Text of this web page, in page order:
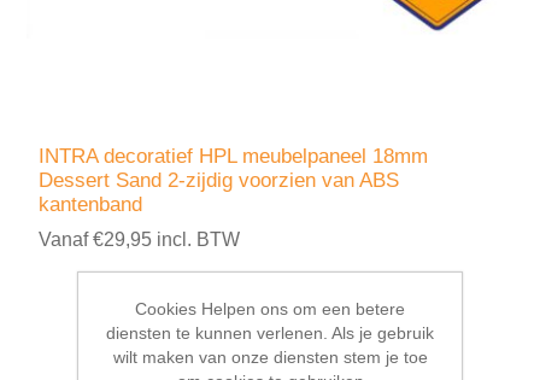
INTRA decoratief HPL meubelpaneel 18mm
Dessert Sand 2-zijdig voorzien van ABS
kantenband
Vanaf €29,95 incl. BTW
Cookies Helpen ons om een betere
diensten te kunnen verlenen. Als je gebruik
wilt maken van onze diensten stem je toe